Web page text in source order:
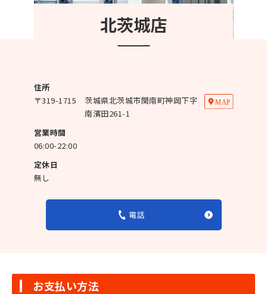
北茨城店
住所
〒319-1715
茨城県北茨城市関南町神岡下字
南濱田261-1
営業時間
06:00-22:00
定休日
無し
電話
お支払い方法